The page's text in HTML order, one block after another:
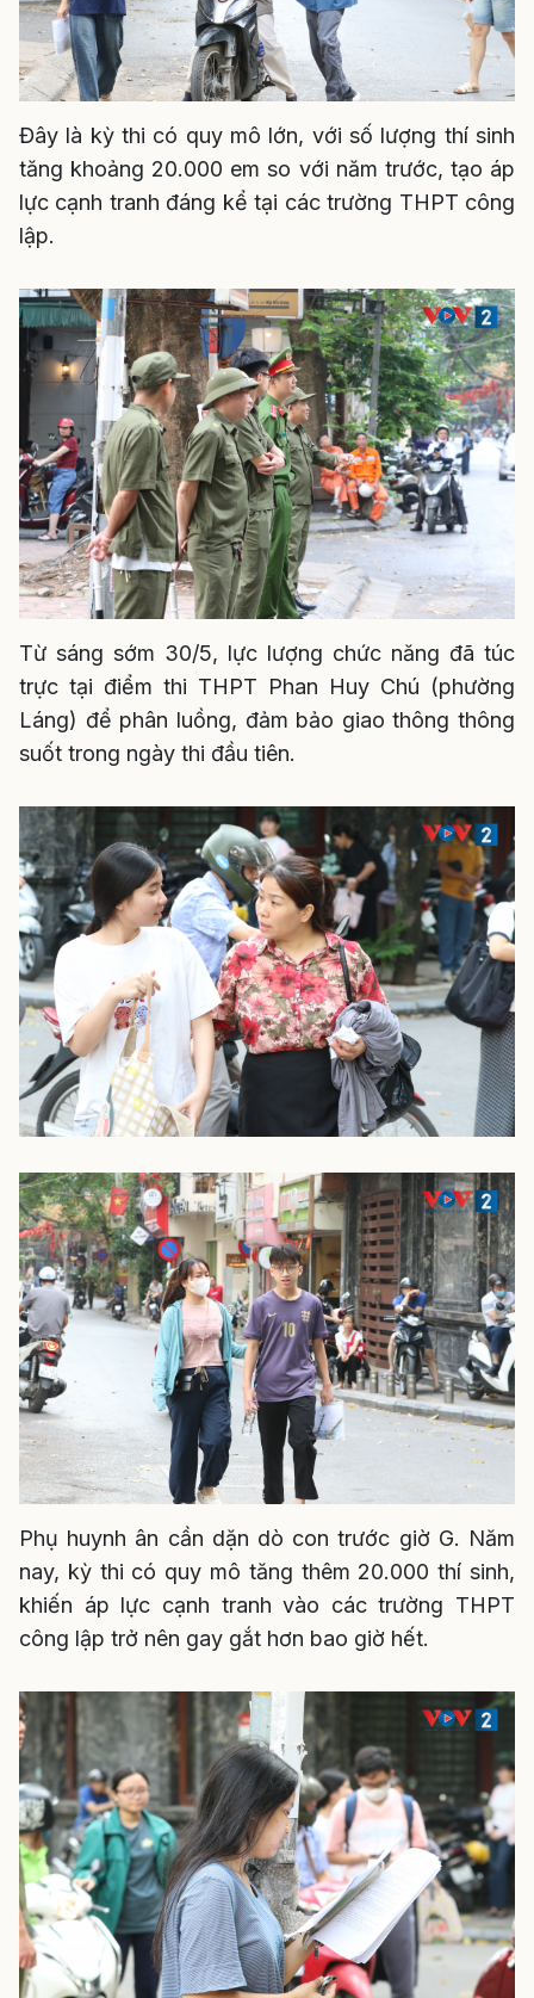
Đây là kỳ thi có quy mô lớn, với số lượng thí sinh
tăng khoảng 20.000 em so với năm trước, tạo áp
lực cạnh tranh đáng kể tại các trường THPT công
lập.
Từ sáng sớm 30/5, lực lượng chức năng đã túc
trực tại điểm thi THPT Phan Huy Chú (phường
Láng) để phân luồng, đảm bảo giao thông thông
suốt trong ngày thi đầu tiên.
Phụ huynh ân cần dặn dò con trước giờ G. Năm
nay, kỳ thi có quy mô tăng thêm 20.000 thí sinh,
khiến áp lực cạnh tranh vào các trường THPT
công lập trở nên gay gắt hơn bao giờ hết.